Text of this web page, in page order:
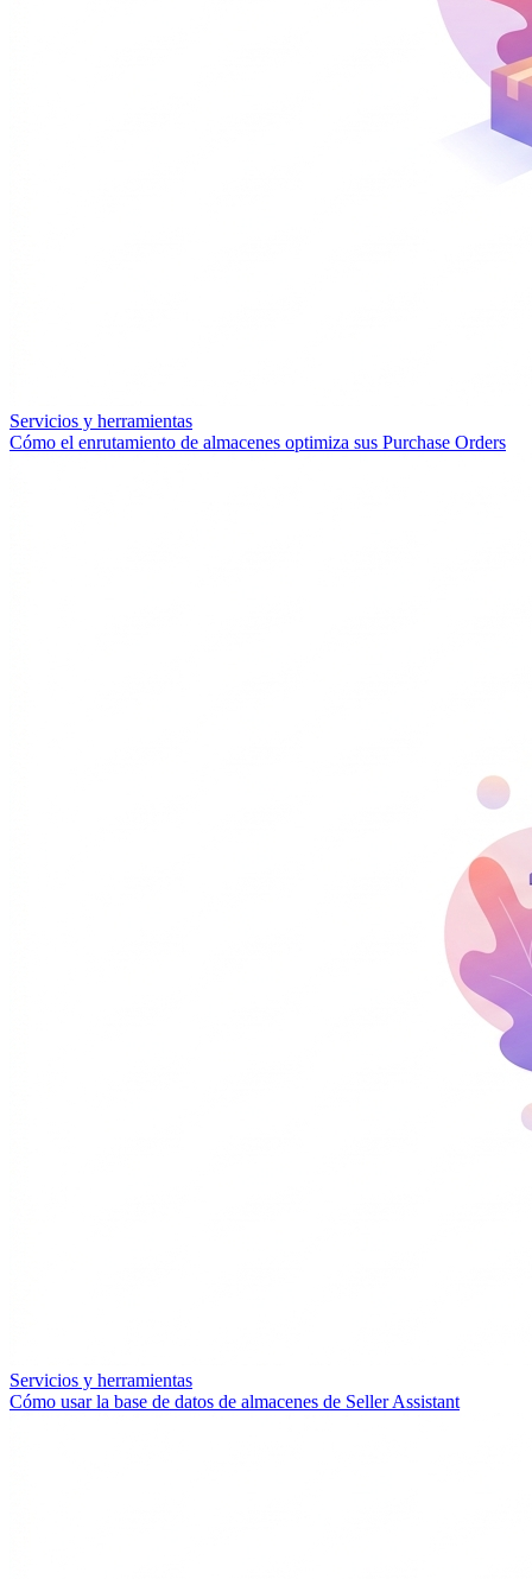
Servicios y herramientas
Cómo el enrutamiento de almacenes optimiza sus Purchase Orders
Servicios y herramientas
Cómo usar la base de datos de almacenes de Seller Assistant